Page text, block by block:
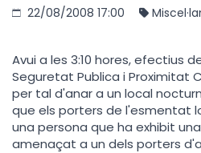
22/08/2008 17:00
Avui a les 3:10 hores, efectius
Seguretat Publica i Proximitat
per tal d'anar a un local
que els porters de l'esmentat
una persona que ha exhibit
amenaçat a un dels porters